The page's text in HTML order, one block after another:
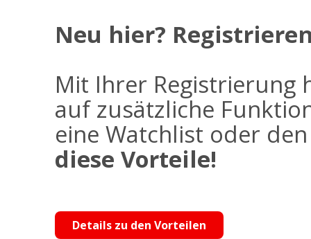
Neu hier?
Mit Ihrer Registrierung
auf zusätzliche
eine Watchlist oder
diese Vorteile!
Details zu den Vorteilen